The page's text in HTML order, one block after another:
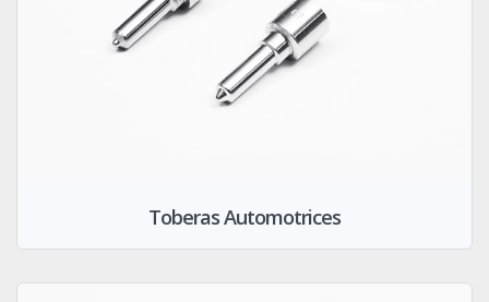
Toberas Automotrices